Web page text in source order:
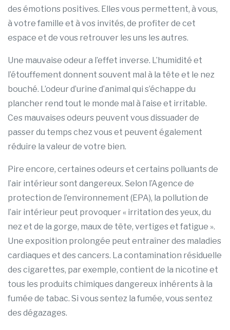
des émotions positives. Elles vous permettent, à vous,
à votre famille et à vos invités, de profiter de cet
espace et de vous retrouver les uns les autres.
Une mauvaise odeur a l’effet inverse. L’humidité et
l’étouffement donnent souvent mal à la tête et le nez
bouché. L’odeur d’urine d’animal qui s’échappe du
plancher rend tout le monde mal à l’aise et irritable.
Ces mauvaises odeurs peuvent vous dissuader de
passer du temps chez vous et peuvent également
réduire la valeur de votre bien.
Pire encore, certaines odeurs et certains polluants de
l’air intérieur sont dangereux. Selon l’Agence de
protection de l’environnement (EPA), la pollution de
l’air intérieur peut provoquer « irritation des yeux, du
nez et de la gorge, maux de tête, vertiges et fatigue ».
Une exposition prolongée peut entraîner des maladies
cardiaques et des cancers. La contamination résiduelle
des cigarettes, par exemple, contient de la nicotine et
tous les produits chimiques dangereux inhérents à la
fumée de tabac. Si vous sentez la fumée, vous sentez
des dégazages.